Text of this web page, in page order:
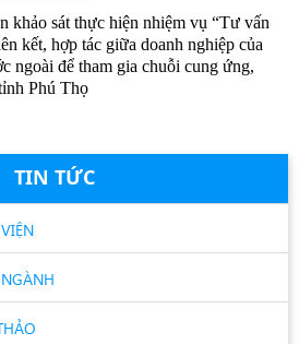
khảo sát thực hiện nhiệm vụ “Tư vấn
kết, hợp tác giữa doanh nghiệp của
ngoài để tham gia chuỗi cung ứng,
Phú Thọ
TIN TỨC